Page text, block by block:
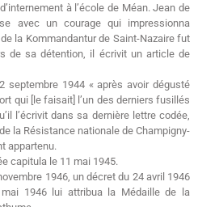
à l’école de Méan. Jean de
avec un courage qui impressionna
la Kommandantur de Saint-Nazaire fut
de sa détention, il écrivit un article de
septembre 1944 « après avoir dégusté
qui [le faisait] l’un des derniers fusillés
l’écrivit dans sa dernière lettre codée,
la Résistance nationale de Champigny-
appartenu.
capitula le 11 mai 1945.
1946, un décret du 24 avril 1946
1946 lui attribua la Médaille de la